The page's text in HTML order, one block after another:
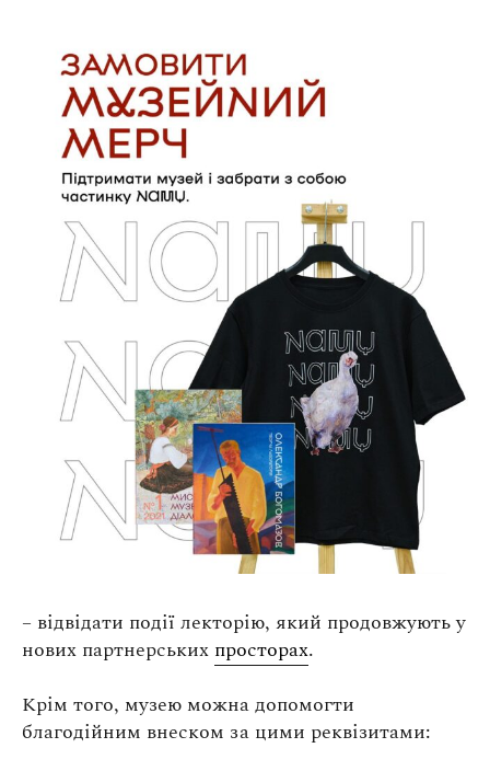
– відвідати події лекторію, який продовжують у
нових партнерських просторах.
Крім того, музею можна допомогти
благодійним внеском за цими реквізитами: